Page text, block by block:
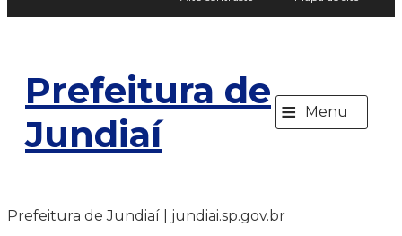
Prefeitura de
Jundiaí
≡ Menu
Prefeitura de Jundiaí | jundiai.sp.gov.br